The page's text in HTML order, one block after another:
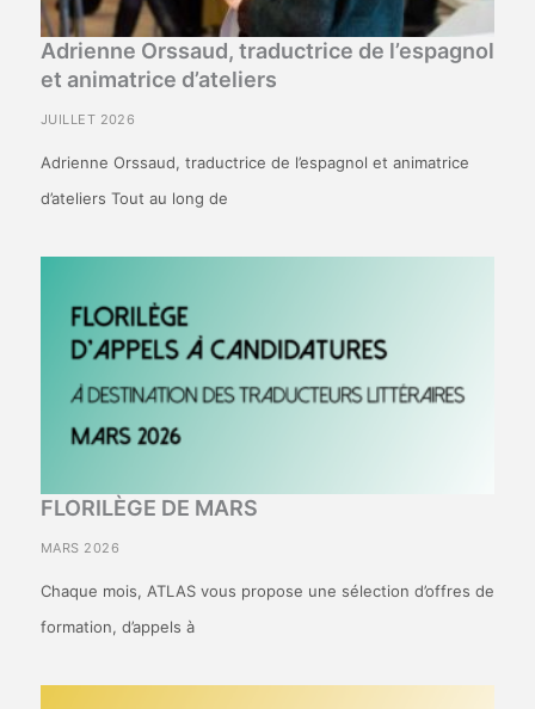
Adrienne Orssaud, traductrice de l’espagnol
et animatrice d’ateliers
JUILLET 2026
Adrienne Orssaud, traductrice de l’espagnol et animatrice
d’ateliers Tout au long de
FLORILÈGE DE MARS
MARS 2026
Chaque mois, ATLAS vous propose une sélection d’offres de
formation, d’appels à